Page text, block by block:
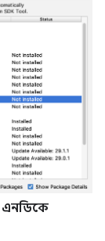
এনডিকে